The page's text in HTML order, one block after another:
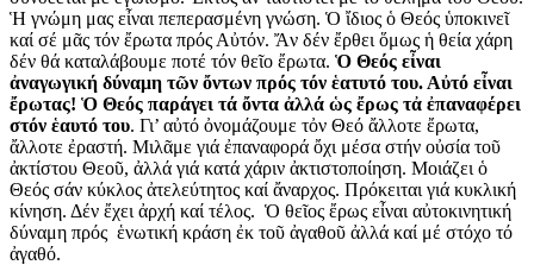
Ἡ γνώμη μας εἶναι πεπερασμένη γνώση. Ὁ ἴδιος ὁ Θεός ὑποκινεῖ
καί σέ μᾶς τόν ἔρωτα πρός Αὐτόν. Ἄν δέν ἔρθει ὅμως ἡ θεία χάρη
δέν θά καταλάβουμε ποτέ τόν θεῖο ἔρωτα. Ὁ Θεός εἶναι
ἀναγωγική δύναμη τῶν ὄντων πρός τόν ἑατυτό του. Αὐτό εἶναι
ἔρωτας! Ὁ Θεός παράγει τά ὄντα ἀλλά ὡς ἔρως τἀ ἐπαναφέρει
στόν ἑαυτό του. Γι’ αὐτό ὀνομάζουμε τὀν Θεό ἄλλοτε ἔρωτα,
ἄλλοτε ἐραστή. Μιλᾶμε γιά ἐπαναφορά ὄχι μέσα στήν οὐσία τοῦ
ἀκτίστου Θεοῦ, ἀλλά γιά κατά χάριν ἀκτιστοποίηση. Μοιάζει ὁ
Θεός σάν κύκλος ἀτελεύτητος καί ἄναρχος. Πρόκειται γιά κυκλική
κίνηση. Δέν ἔχει ἀρχή καί τέλος. Ὁ θεῖος ἔρως εἶναι αὐτοκινητική
δύναμη πρός ἑνωτική κράση ἐκ τοῦ ἀγαθοῦ ἀλλά καί μέ στόχο τό
ἀγαθό.